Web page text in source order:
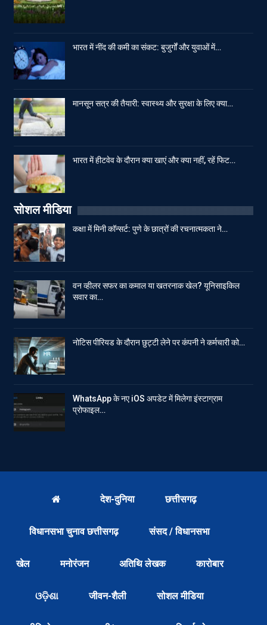
भारत में नींद की कमी का संकट: बुजुर्गों और युवाओं में…
मानसून सत्र की तैयारी: स्वास्थ्य और सुरक्षा के लिए क्या…
भारत में हीटवेव के दौरान क्या खाएं और क्या नहीं, रहें फिट…
सोशल मीडिया
कक्षा में मिनी कॉन्सर्ट: पुणे के छात्रों की रचनात्मकता ने…
वन व्हीलर सफर का कमाल या खतरनाक खेल? यूनिसाइकिल
सवार का…
नोटिस पीरियड के दौरान छुट्टी लेने पर कंपनी ने कर्मचारी को…
WhatsApp के नए iOS अपडेट में मिलेगा इंस्टाग्राम
प्रोफाइल…
देश-दुनिया छत्तीसगढ़
विधानसभा चुनाव छत्तीसगढ़ संसद / विधानसभा
खेल मनोरंजन अतिथि लेखक कारोबार
ଓଡ଼ିଶା जीवन-शैली सोशल मीडिया